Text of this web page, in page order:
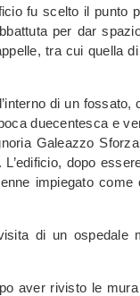
fu scelto il punto
per dar
tra cui quella
di un fossato,
duecentesca e
Galeazzo
dopo
impiegato come
di un ospedale
aver rivisto le